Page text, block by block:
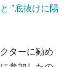
”底抜けに陽
ターに勧め